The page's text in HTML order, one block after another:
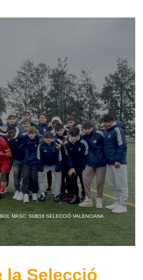
MASC. SUB16 SELECCIÓ VALENCIANA,
la Selecció